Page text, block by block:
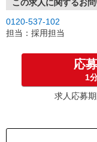
この求人に関するお
0120-537-102
担当：採用担当
応
1
求人応募